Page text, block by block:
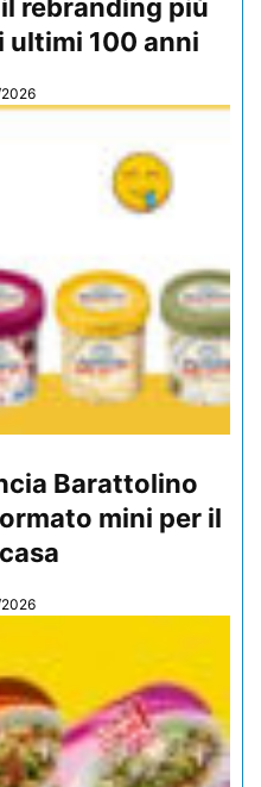
il rebranding più
100 anni
Barattolino
mini per il